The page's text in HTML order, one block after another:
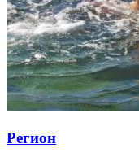
Регион